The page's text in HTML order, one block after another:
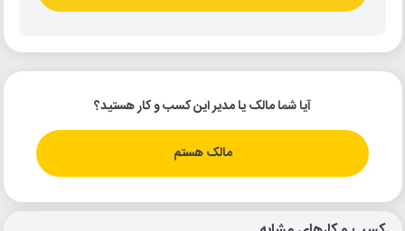
آیا شما مالک یا مدیر این کسب و کار هستید؟
مالک هستم